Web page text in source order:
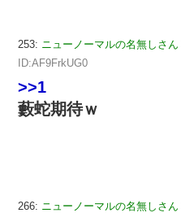
253: ニューノーマルの名無しさん
ID:AF9FrkUG0
>>1
藪蛇期待ｗ
266: ニューノーマルの名無しさん